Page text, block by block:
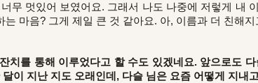
무 멋있어 보였어요. 그래서 나도 나중에 저렇게 내
마음? 그게 제일 큰 것 같아요. 아, 이름과 더 친해
치를 통해 이루었다고 할 수도 있겠네요. 앞으로도
이 지난 지도 오래인데, 다슬 님은 요즘 어떻게 지내